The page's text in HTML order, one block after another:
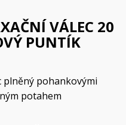
VÁLEC 20
PUNTÍK
plněný pohankovými
potahem